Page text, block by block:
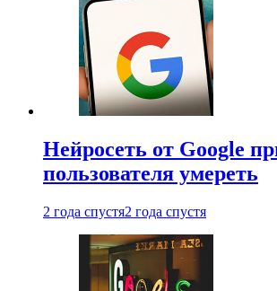
Нейросеть от Google
пользователя умереть
2 года спустя2 года спустя